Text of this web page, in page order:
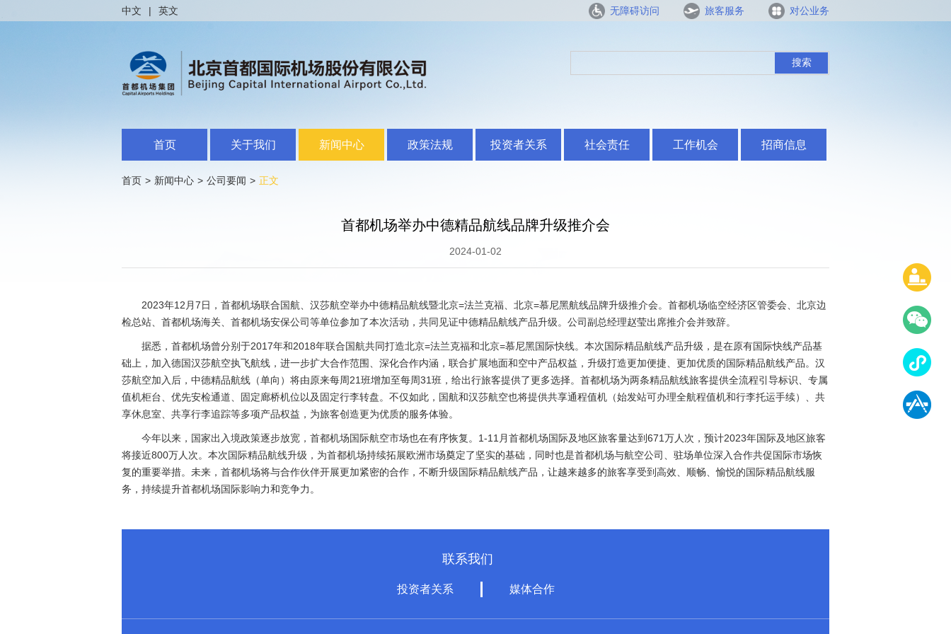
中文 | 英文 无障碍访问 旅客服务 对公业务
搜索
首页 关于我们 新闻中心 政策法规 投资者关系 社会责任 工作机会 招商信息
首页 > 新闻中心 > 公司要闻 > 正文
首都机场举办中德精品航线品牌升级推介会
2024-01-02
2023年12月7日，首都机场联合国航、汉莎航空举办中德精品航线暨北京=法兰克福、北京=慕尼黑航线品牌升级推介会。首都机场临空经济区管委会、北京边
检总站、首都机场海关、首都机场安保公司等单位参加了本次活动，共同见证中德精品航线产品升级。公司副总经理赵莹出席推介会并致辞。
据悉，首都机场曾分别于2017年和2018年联合国航共同打造北京=法兰克福和北京=慕尼黑国际快线。本次国际精品航线产品升级，是在原有国际快线产品基
础上，加入德国汉莎航空执飞航线，进一步扩大合作范围、深化合作内涵，联合扩展地面和空中产品权益，升级打造更加便捷、更加优质的国际精品航线产品。汉
莎航空加入后，中德精品航线（单向）将由原来每周21班增加至每周31班，给出行旅客提供了更多选择。首都机场为两条精品航线旅客提供全流程引导标识、专属
值机柜台、优先安检通道、固定廊桥机位以及固定行李转盘。不仅如此，国航和汉莎航空也将提供共享通程值机（始发站可办理全航程值机和行李托运手续）、共
享休息室、共享行李追踪等多项产品权益，为旅客创造更为优质的服务体验。
今年以来，国家出入境政策逐步放宽，首都机场国际航空市场也在有序恢复。1-11月首都机场国际及地区旅客量达到671万人次，预计2023年国际及地区旅客
将接近800万人次。本次国际精品航线升级，为首都机场持续拓展欧洲市场奠定了坚实的基础，同时也是首都机场与航空公司、驻场单位深入合作共促国际市场恢
复的重要举措。未来，首都机场将与合作伙伴开展更加紧密的合作，不断升级国际精品航线产品，让越来越多的旅客享受到高效、顺畅、愉悦的国际精品航线服
务，持续提升首都机场国际影响力和竞争力。
联系我们
投资者关系 媒体合作